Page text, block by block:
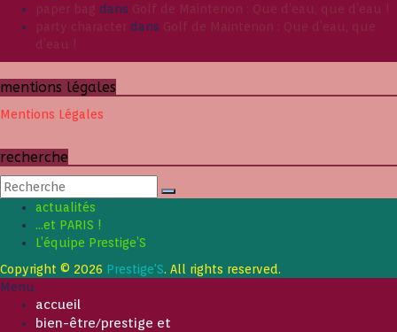
paper bag dans Golf de Maintenon : Que d’eau, que d’eau !
party character dans Golf de Maintenon : Que d’eau, que
d’eau !
mentions légales
Mentions Légales
recherche
actualités
…et PARIS !
L’équipe Prestige’S
Copyright © 2026 Prestige'S. All rights reserved.
Menu
accueil
bien-être/prestige et